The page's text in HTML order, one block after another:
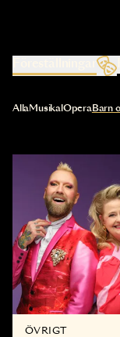
Val av kategori
AllaMusikal OperaBarn
ÖVRIGT